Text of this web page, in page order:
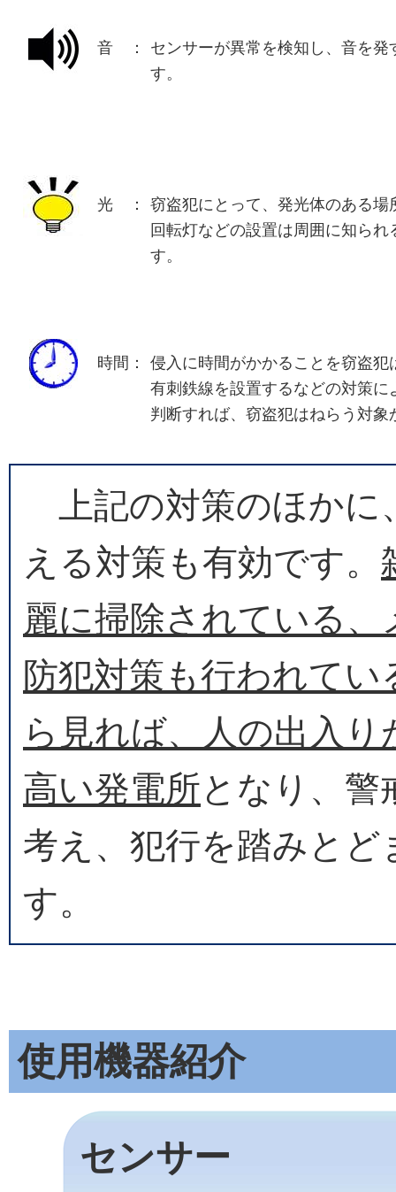
音 ：
センサーが異常を検知し、音を
す。
光 ：
窃盗犯にとって、発光体のある
回転灯などの設置は周囲に知ら
す。
時間：
侵入に時間がかかることを窃盗
有刺鉄線を設置するなどの対策
判断すれば、窃盗犯はねらう対象
上記の対策のほかに
える対策も有効です。
麗に掃除されている
防犯対策も行われて
ら見れば、人の出入
高い発電所となり、
考え、犯行を踏みと
す。
使用機器紹介
センサー